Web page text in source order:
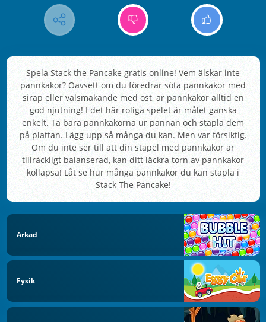
Spela Stack the Pancake gratis online! Vem älskar inte
pannkakor? Oavsett om du föredrar söta pannkakor med
sirap eller välsmakande med ost, är pannkakor alltid en
god njutning! I det här roliga spelet är målet ganska
enkelt. Ta bara pannkakorna ur pannan och stapla dem
på plattan. Lägg upp så många du kan. Men var försiktig.
Om du inte ser till att din stapel med pannkakor är
tillräckligt balanserad, kan ditt läckra torn av pannkakor
kollapsa! Låt se hur många pannkakor du kan stapla i
Stack The Pancake!
Arkad
Fysik